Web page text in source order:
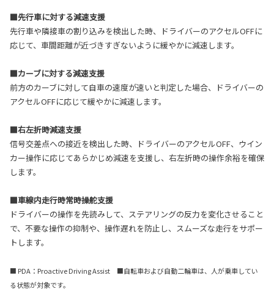
■先行車に対する減速支援
先行車や隣接車の割り込みを検出した時、ドライバーのアクセルOFFに
応じて、車間距離が近づきすぎないように緩やかに減速します。
■カーブに対する減速支援
前方のカーブに対して自車の速度が速いと判定した場合、ドライバーの
アクセルOFFに応じて緩やかに減速します。
■右左折時減速支援
信号交差点への接近を検出した時、ドライバーのアクセルOFF、ウイン
カー操作に応じてあらかじめ減速を支援し、右左折時の操作余裕を確保
します。
■車線内走行時常時操舵支援
ドライバーの操作を先読みして、ステアリングの反力を変化させること
で、不要な操作の抑制や、操作遅れを防止し、スムーズな走行をサポー
トします。
■ PDA：Proactive Driving Assist ■自転車および自動二輪車は、人が乗車してい
る状態が対象です。